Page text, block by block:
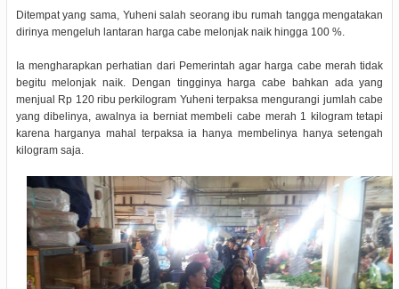
Ditempat yang sama, Yuheni salah seorang ibu rumah tangga mengatakan
dirinya mengeluh lantaran harga cabe melonjak naik hingga 100 %.
Ia mengharapkan perhatian dari Pemerintah agar harga cabe merah tidak
begitu melonjak naik. Dengan tingginya harga cabe bahkan ada yang
menjual Rp 120 ribu perkilogram Yuheni terpaksa mengurangi jumlah cabe
yang dibelinya, awalnya ia berniat membeli cabe merah 1 kilogram tetapi
karena harganya mahal terpaksa ia hanya membelinya hanya setengah
kilogram saja.